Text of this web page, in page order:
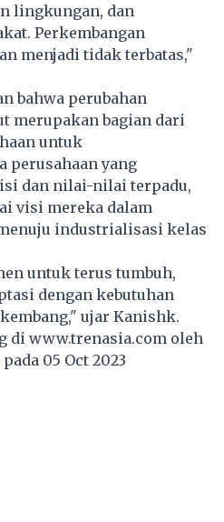
lingkungan, dan
Perkembangan
menjadi tidak terbatas,"
bahwa perubahan
merupakan bagian dari
untuk
perusahaan yang
dan nilai-nilai terpadu,
visi mereka dalam
industrialisasi kelas
untuk terus tumbuh,
dengan kebutuhan
ujar Kanishk.
di www.trenasia.com oleh
05 Oct 2023